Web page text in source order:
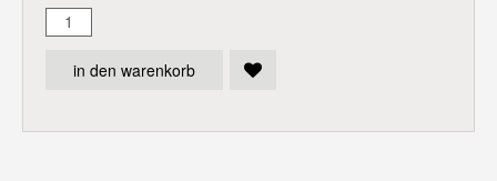
in den warenkorb